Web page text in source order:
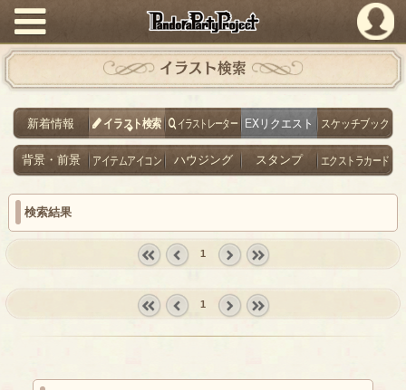
PandoraPartyProject
イラスト検索
新着情報 イラスト検索 イラストレーター EXリクエスト スケッチブック
背景・前景 アイテムアイコン ハウジング スタンプ エクストラカード
検索結果
prev
1
1